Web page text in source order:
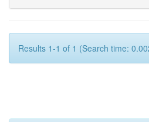
Results 1-1 of 1 (Search time: